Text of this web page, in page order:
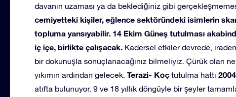
davanın uzaması ya da beklediğiniz gibi
cemiyetteki kişiler, eğlence sektöründeki isimlerin
topluma yansıyabilir. 14 Ekim Güneş tutulması
iç içe, birlikte çalışacak. Kadersel etkiler devrede,
bir dokunuşla sonuçlanacağınız bilmeliyiz. Çürük olan
yıkımın ardından gelecek. Terazi- Koç tutulma hattı
atıfta bulunuyor. 9 ve 18 yıllık döngüyle bir şeyler